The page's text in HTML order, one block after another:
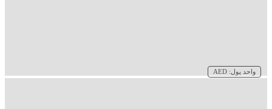
واحد پول: AED